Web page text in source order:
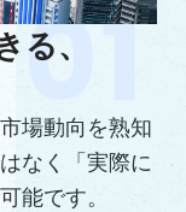
る、
場動向を熟知
なく「実際に
能です。